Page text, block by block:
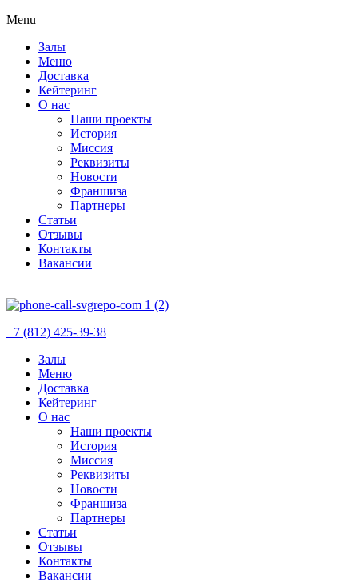
Menu
Залы
Меню
Доставка
Кейтеринг
О нас
Наши проекты
История
Миссия
Реквизиты
Новости
Франшиза
Партнеры
Статьи
Отзывы
Контакты
Вакансии
+7 (812) 425-39-38
Залы
Меню
Доставка
Кейтеринг
О нас
Наши проекты
История
Миссия
Реквизиты
Новости
Франшиза
Партнеры
Статьи
Отзывы
Контакты
Вакансии